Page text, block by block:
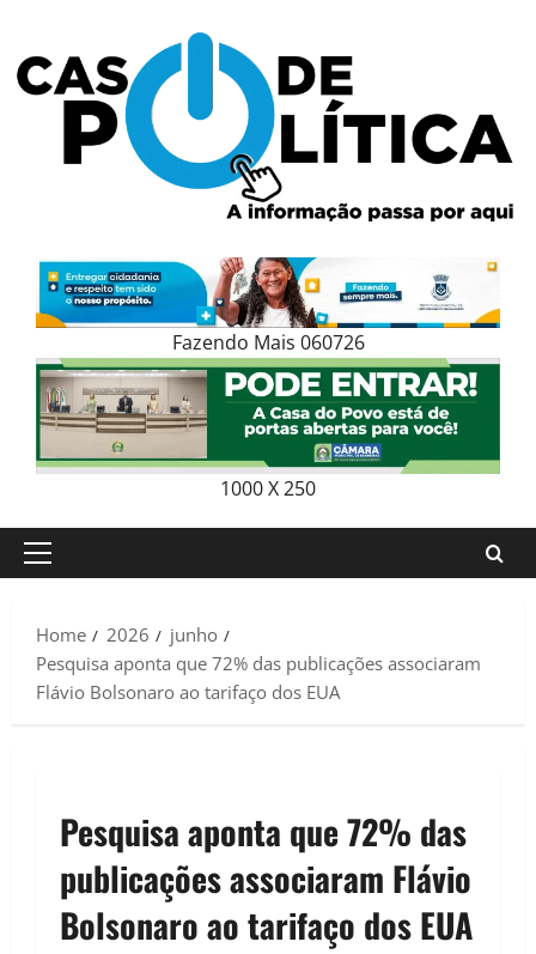
content
Fazendo Mais 060726
1000 X 250
Primary
Home
2026
junho
Pesquisa aponta que 72% das publicações associaram
Flávio Bolsonaro ao tarifaço dos EUA
Pesquisa aponta que 72% das
publicações associaram Flávio
Bolsonaro ao tarifaço dos EUA